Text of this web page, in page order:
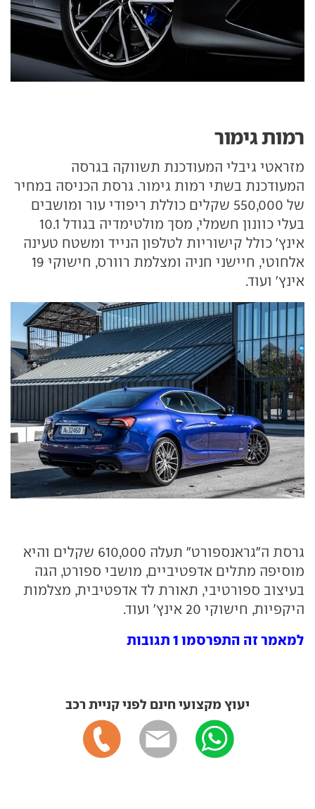
רמות גימור
מזראטי גיבלי המעודכנת תשווקה בגרסה
המעודכנת בשתי רמות גימור. גרסת הכניסה במחיר
של 550,000 שקלים כוללת ריפודי עור ומושבים
בעלי כוונון חשמלי, מסך מולטימדיה בגודל 10.1
אינץ' כולל קישוריות לטלפון הנייד ומשטח טעינה
אלחוטי, חיישני חניה ומצלמת רוורס, חישוקי 19
אינץ' ועוד.
גרסת ה"גראנספורט" תעלה 610,000 שקלים והיא
מוסיפה מתלים אדפטיביים, מושבי ספורט, הגה
בעיצוב ספורטיבי, תאורת לד אדפטיבית, מצלמות
היקפיות, חישוקי 20 אינץ' ועוד.
למאמר זה התפרסמו 1 תגובות
יעוץ מקצועי חינם לפני קניית רכב